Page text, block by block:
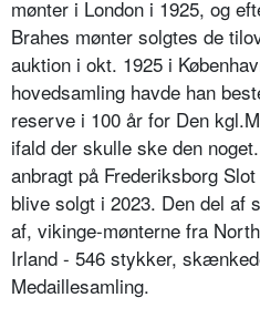
mønter i London i 1925, og
Brahes mønter solgtes de
auktion i okt. 1925 i
hovedsamling havde han
reserve i 100 år for Den
ifald der skulle ske den
anbragt på Frederiksborg
blive solgt i 2023. Den del af
af, vikinge-mønterne fra
Irland - 546 stykker,
Medaillesamling.